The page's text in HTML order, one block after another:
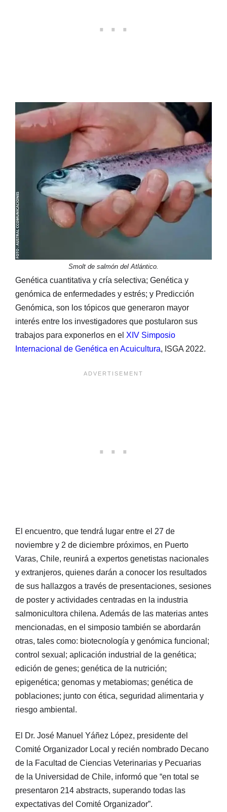
Smolt de salmón del Atlántico.
Genética cuantitativa y cría selectiva; Genética y
genómica de enfermedades y estrés; y Predicción
Genómica, son los tópicos que generaron mayor
interés entre los investigadores que postularon sus
trabajos para exponerlos en el XIV Simposio
Internacional de Genética en Acuicultura, ISGA 2022.
El encuentro, que tendrá lugar entre el 27 de
noviembre y 2 de diciembre próximos, en Puerto
Varas, Chile, reunirá a expertos genetistas nacionales
y extranjeros, quienes darán a conocer los resultados
de sus hallazgos a través de presentaciones, sesiones
de poster y actividades centradas en la industria
salmonicultora chilena. Además de las materias antes
mencionadas, en el simposio también se abordarán
otras, tales como: biotecnología y genómica funcional;
control sexual; aplicación industrial de la genética;
edición de genes; genética de la nutrición;
epigenética; genomas y metabiomas; genética de
poblaciones; junto con ética, seguridad alimentaria y
riesgo ambiental.
El Dr. José Manuel Yáñez López, presidente del
Comité Organizador Local y recién nombrado Decano
de la Facultad de Ciencias Veterinarias y Pecuarias
de la Universidad de Chile, informó que “en total se
presentaron 214 abstracts, superando todas las
expectativas del Comité Organizador”.